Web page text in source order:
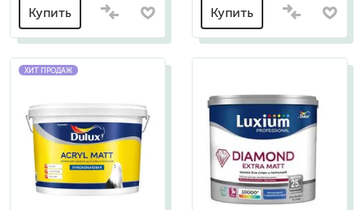
Купить Купить
ХИТ ПРОДАЖ